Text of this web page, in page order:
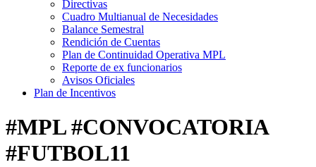
Directivas
Cuadro Multianual de Necesidades
Balance Semestral
Rendición de Cuentas
Plan de Continuidad Operativa MPL
Reporte de ex funcionarios
Avisos Oficiales
Plan de Incentivos
#MPL #CONVOCATORIA
#FUTBOL11